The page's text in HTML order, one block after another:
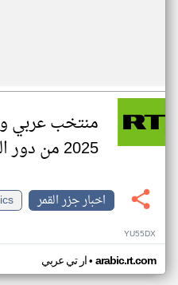
منتخب عربي
2025 من دور المجموعات
اخبار جزر القمر
YU55DX
ار تي عربي• arabic.rt.com